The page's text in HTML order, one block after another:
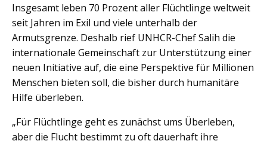
Insgesamt leben 70 Prozent aller Flüchtlinge weltweit
seit Jahren im Exil und viele unterhalb der
Armutsgrenze. Deshalb rief UNHCR-Chef Salih die
internationale Gemeinschaft zur Unterstützung einer
neuen Initiative auf, die eine Perspektive für Millionen
Menschen bieten soll, die bisher durch humanitäre
Hilfe überleben.
„Für Flüchtlinge geht es zunächst ums Überleben,
aber die Flucht bestimmt zu oft dauerhaft ihre